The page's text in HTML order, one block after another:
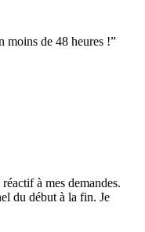
moins de 48 heures !”
à mes demandes.
du début à la fin. Je